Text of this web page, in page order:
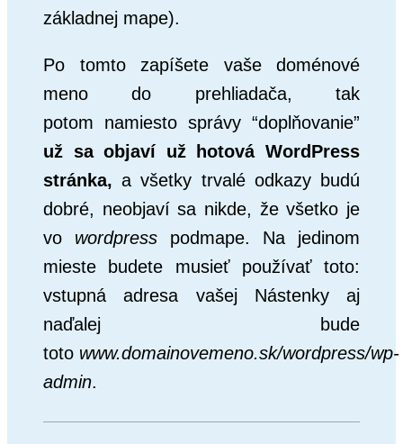
základnej mape).
Po tomto zapíšete vaše doménové
meno do prehliadača, tak
potom namiesto správy “doplňovanie”
už sa objaví už hotová WordPress
stránka, a všetky trvalé odkazy budú
dobré, neobjaví sa nikde, že všetko je
vo wordpress podmape. Na jedinom
mieste budete musieť používať toto:
vstupná adresa vašej Nástenky aj
naďalej bude
toto www.domainovemeno.sk/wordpress/wp-
admin.